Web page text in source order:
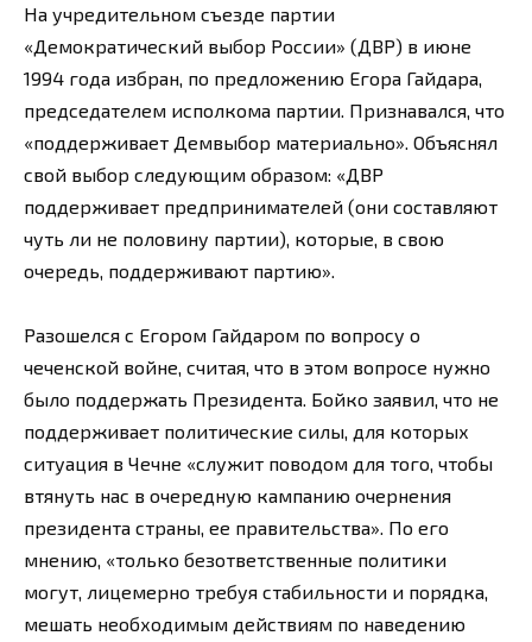
На учредительном съезде партии
«Демократический выбор России» (ДВР) в июне
1994 года избран, по предложению Егора Гайдара,
председателем исполкома партии. Признавался, что
«поддерживает Демвыбор материально». Объяснял
свой выбор следующим образом: «ДВР
поддерживает предпринимателей (они составляют
чуть ли не половину партии), которые, в свою
очередь, поддерживают партию».
Разошелся с Егором Гайдаром по вопросу о
чеченской войне, считая, что в этом вопросе нужно
было поддержать Президента. Бойко заявил, что не
поддерживает политические силы, для которых
ситуация в Чечне «служит поводом для того, чтобы
втянуть нас в очередную кампанию очернения
президента страны, ее правительства». По его
мнению, «только безответственные политики
могут, лицемерно требуя стабильности и порядка,
мешать необходимым действиям по наведению